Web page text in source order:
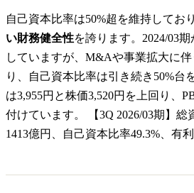
自己資本比率は50%超を維持しており
い財務健全性を誇ります。2024/03
していますが、M&Aや事業拡大に
り、自己資本比率は引き続き50%台
は3,955円と株価3,520円を上回り、
付けています。 【3Q 2026/03期】総
1413億円、自己資本比率49.3%、有